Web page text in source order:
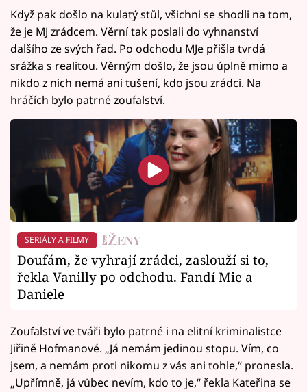
Když pak došlo na kulatý stůl, všichni se shodli na tom,
že je MJ zrádcem. Věrní tak poslali do vyhnanství
dalšího ze svých řad. Po odchodu MJe přišla tvrdá
srážka s realitou. Věrným došlo, že jsou úplně mimo a
nikdo z nich nemá ani tušení, kdo jsou zrádci. Na
hráčích bylo patrné zoufalství.
SERIÁLY A FILMY
Doufám, že vyhrají zrádci, zaslouží si to,
řekla Vanilly po odchodu. Fandí Mie a
Daniele
Zoufalství ve tváři bylo patrné i na elitní kriminalistce
Jiřině Hofmanové. „Já nemám jedinou stopu. Vím, co
jsem, a nemám proti nikomu z vás ani tohle,“ pronesla.
„Upřímně, já vůbec nevím, kdo to je,“ řekla Kateřina se